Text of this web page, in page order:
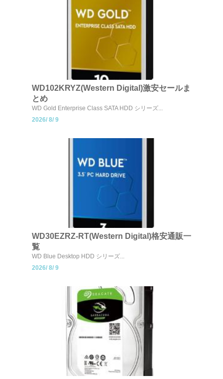
WD102KRYZ(Western Digital)激安セールま
とめ
WD Gold Enterprise Class SATA HDD シリーズ...
2026/ 8/ 9
WD30EZRZ-RT(Western Digital)格安通販一
覧
WD Blue Desktop HDD シリーズ...
2026/ 8/ 9